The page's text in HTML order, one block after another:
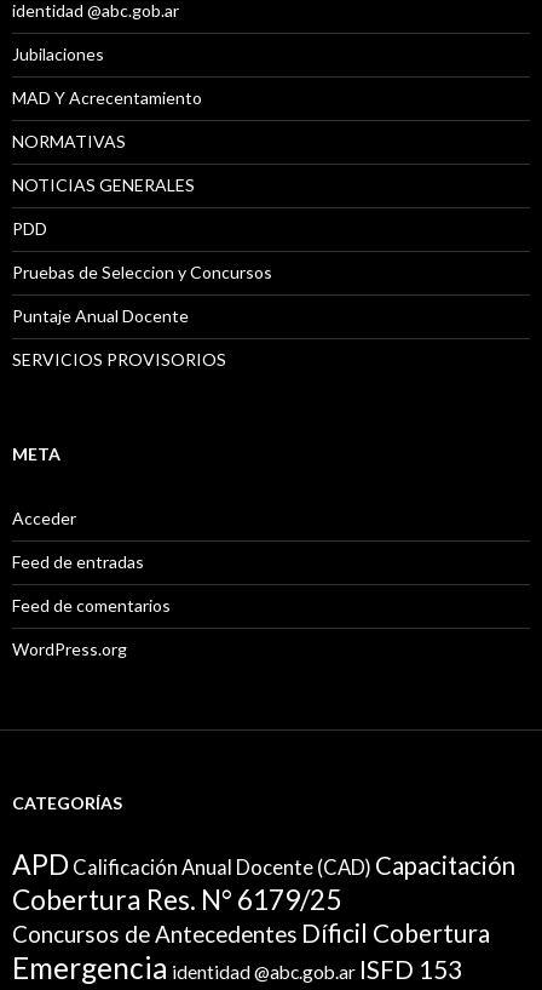
identidad @abc.gob.ar
Jubilaciones
MAD Y Acrecentamiento
NORMATIVAS
NOTICIAS GENERALES
PDD
Pruebas de Seleccion y Concursos
Puntaje Anual Docente
SERVICIOS PROVISORIOS
META
Acceder
Feed de entradas
Feed de comentarios
WordPress.org
CATEGORÍAS
APD Calificación Anual Docente (CAD) Capacitación
Cobertura Res. N° 6179/25
Concursos de Antecedentes Díficil Cobertura
Emergencia identidad @abc.gob.ar ISFD 153